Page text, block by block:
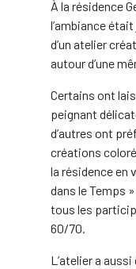
À la résidence
l’ambiance
d’un atelier
autour d’une
Certains ont
peignant
d’autres ont
créations
la résidence en
dans le Temps
tous les
60/70.
L’atelier a